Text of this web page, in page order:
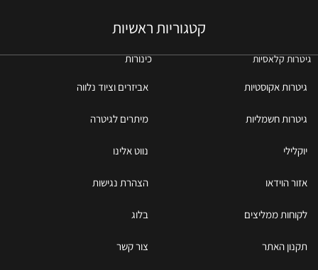
קטגוריות ראשיות
גיטרות קלאסיות כינורות
גיטרות אקוסטיות אביזרים וציוד נלווה
גיטרות חשמליות מיתרים לגיטרה
יוקלילי נווט אלינו
אזור הוידאו הצהרת נגישות
לקוחות ממליצים בלוג
תקנון האתר צור קשר